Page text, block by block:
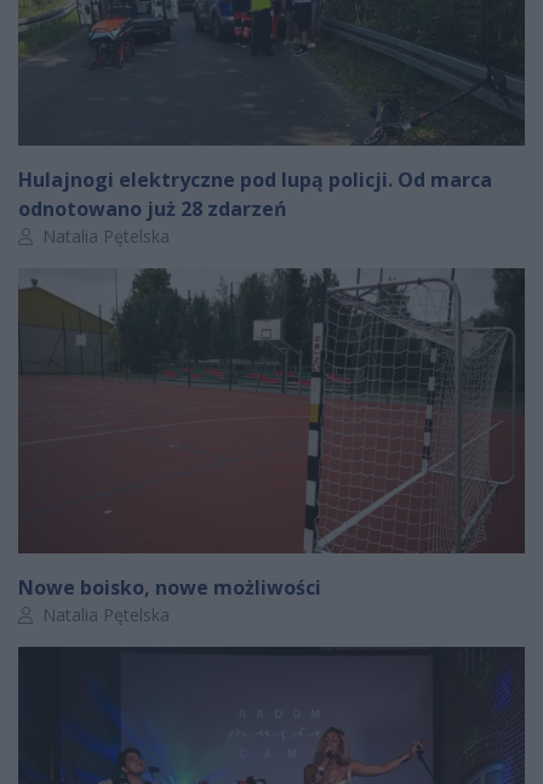
Hulajnogi elektryczne pod lupą policji. Od marca
odnotowano już 28 zdarzeń
Autor artykułu:
Natalia Pętelska
Nowe boisko, nowe możliwości
Autor artykułu:
Natalia Pętelska